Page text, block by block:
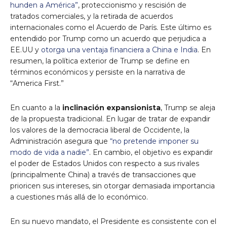
hunden a América”, proteccionismo y rescisión de
tratados comerciales, y la retirada de acuerdos
internacionales como el Acuerdo de París. Este último es
entendido por Trump como un acuerdo que perjudica a
EE.UU y otorga una ventaja financiera a China e India. En
resumen, la política exterior de Trump se define en
términos económicos y persiste en la narrativa de
“America First.”
En cuanto a la inclinación expansionista, Trump se aleja
de la propuesta tradicional. En lugar de tratar de expandir
los valores de la democracia liberal de Occidente, la
Administración asegura que “no pretende imponer su
modo de vida a nadie”. En cambio, el objetivo es expandir
el poder de Estados Unidos con respecto a sus rivales
(principalmente China) a través de transacciones que
prioricen sus intereses, sin otorgar demasiada importancia
a cuestiones más allá de lo económico.
En su nuevo mandato, el Presidente es consistente con el